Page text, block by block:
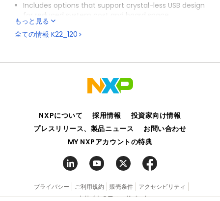
Includes options that support crystal-less USB design
for reduced system cost and board space
Provides scalability with various levels of integration,
offering a rich suite of analog, communication,
scalability of the Kinetis portfolio
もっと見る
全ての情報 K22_120
NXPについて 採用情報
投資家向け情報
プレスリリース、製品ニュース
お問い合わせ
MY NXPアカウントの特典
プライバシー ご利用規約 販売条件
アクセシビリティ
webサイトのフィードバック